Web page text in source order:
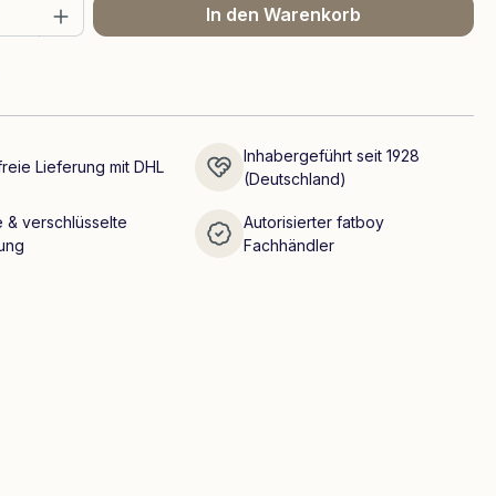
Anzahl: Gib den gewünschten Wert
In den Warenkorb
Lieferung mit DHL
Inhabergeführt seit 1928
(Deutschland)
& verschlüsselte
Autorisierter fatboy
Fachhändler